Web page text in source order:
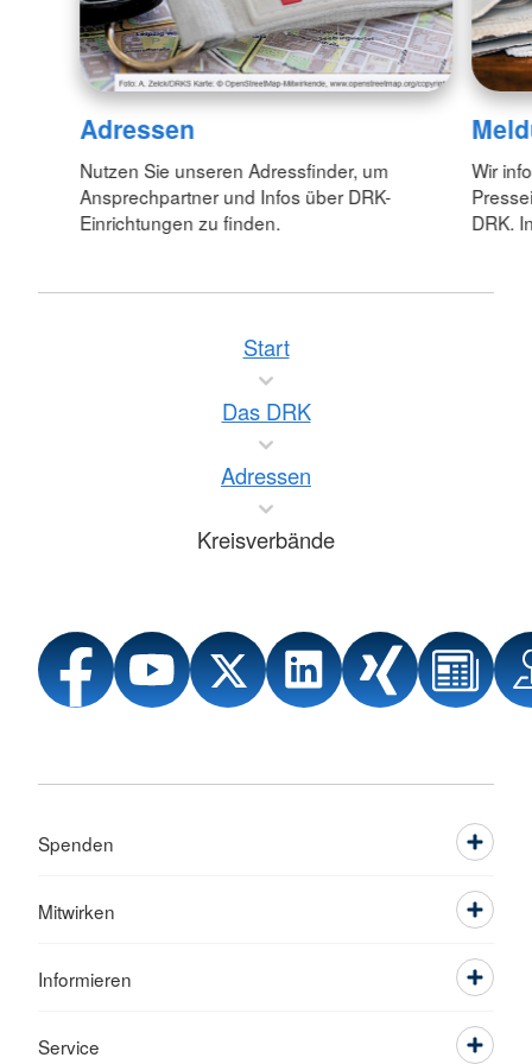
Adressen
Nutzen Sie unseren Adressfinder, um
Ansprechpartner und Infos über DRK-
Einrichtungen zu finden.
Wir
DRK.
Start
Das DRK
Adressen
Kreisverbände
Spenden
Mitwirken
Informieren
Service